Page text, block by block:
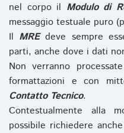
nel corpo il Modulo di
messaggio testuale puro
Il MREdeve sempre
parti, anche dove i dati
Non verranno
formattazioni e con
Contatto Tecnico.
Contestualmente alla
possibile richiedere